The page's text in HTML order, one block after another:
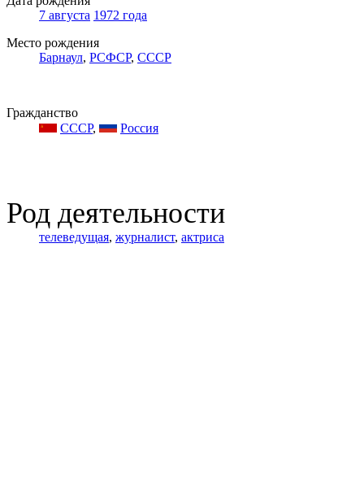
7 августа 1972 года
Место рождения
Барнаул, РСФСР, СССР
Гражданство
СССР, Россия
Род деятельности
телеведущая, журналист, актриса